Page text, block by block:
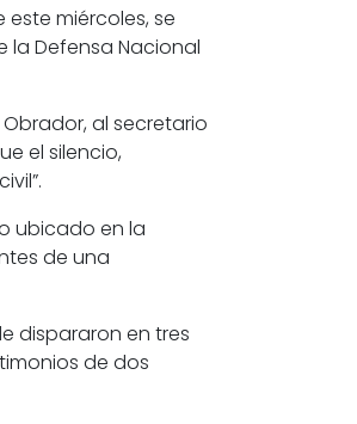
este miércoles, se
la Defensa Nacional
al secretario
el silencio,
ubicado en la
de una
dispararon en tres
de dos